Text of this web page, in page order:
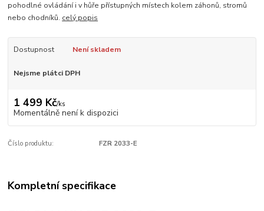
pohodlné ovládání i v hůře přístupných místech kolem záhonů, stromů
nebo chodníků. celý popis
Dostupnost Není skladem
Nejsme plátci DPH
1 499 Kč/ks
Momentálně není k dispozici
Číslo produktu: FZR 2033-E
Kompletní specifikace